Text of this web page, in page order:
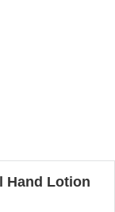
Hand Lotion